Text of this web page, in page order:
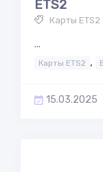
ETS2
Карты ETS2
...
Карты ETS2 ,
15.03.2025